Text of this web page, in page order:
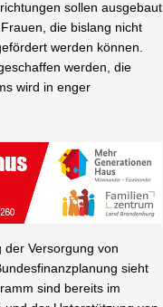
sollen ausgebaut
die bislang nicht
werden können.
werden, die
wird in enger
der Versorgung von
sieht
sind bereits im
der Unterstützung von
2020 zur Verfügung. In
2023 vorgesehen.